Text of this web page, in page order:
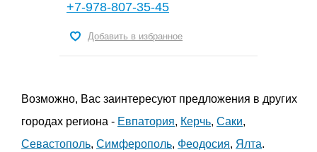
+7-978-807-35-45
Добавить в избранное
Возможно, Вас заинтересуют предложения в других
городах региона - Евпатория, Керчь, Саки,
Севастополь, Симферополь, Феодосия, Ялта.